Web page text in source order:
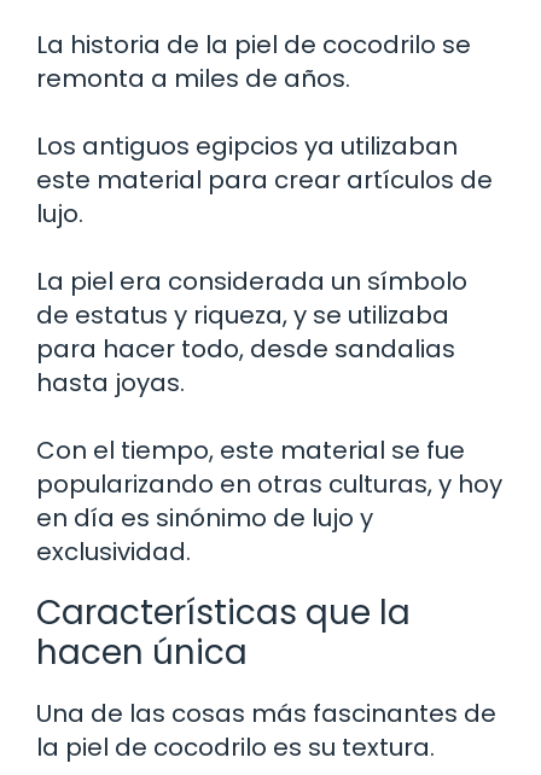
La historia de la piel de cocodrilo se
remonta a miles de años.
Los antiguos egipcios ya utilizaban
este material para crear artículos de
lujo.
La piel era considerada un símbolo
de estatus y riqueza, y se utilizaba
para hacer todo, desde sandalias
hasta joyas.
Con el tiempo, este material se fue
popularizando en otras culturas, y hoy
en día es sinónimo de lujo y
exclusividad.
Características que la
hacen única
Una de las cosas más fascinantes de
la piel de cocodrilo es su textura.